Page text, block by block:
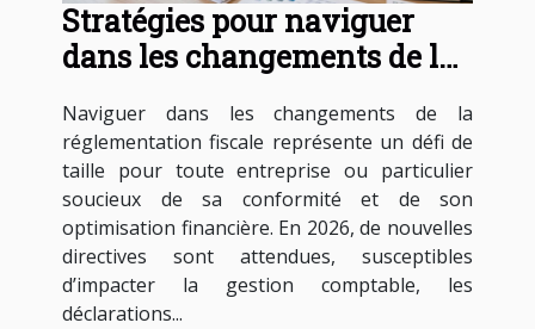
Stratégies pour naviguer
dans les changements de la
2026
Naviguer dans les changements de la
réglementation fiscale représente un défi de
taille pour toute entreprise ou particulier
soucieux de sa conformité et de son
optimisation financière. En 2026, de nouvelles
directives sont attendues, susceptibles
d’impacter la gestion comptable, les
déclarations...